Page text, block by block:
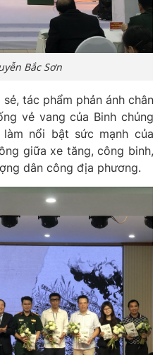
Bắc Sơn
tác phẩm phản ánh chân
vẻ vang của Binh chủng
nổi bật sức mạnh của
giữa xe tăng, công binh,
dân công địa phương.